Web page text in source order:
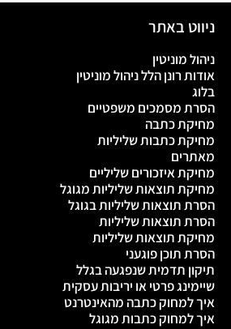
ניווט באתר
ניהול מוניטין
אודות רונן הלל ניהול מוניטין
בלוג
הסרת מסמכים משפטיים
מחיקת כתבה
מחיקת כתבות שליליות
מאתרים
מחיקת איזכורים שליליים
מחיקת תוצאות שליליות מגוגל
הסרת תוצאות שליליות בגוגל
הסרת תוצאות שליליות
מחיקת תוצאות שליליות
הסרת תוכן פוגעני
תיקון תדמית שנפגעה בגלל
שיימינג פרטי או יריבות עסקית
איך למחוק כתבה מהאינטרנט
איך למחוק כתבות מגוגל